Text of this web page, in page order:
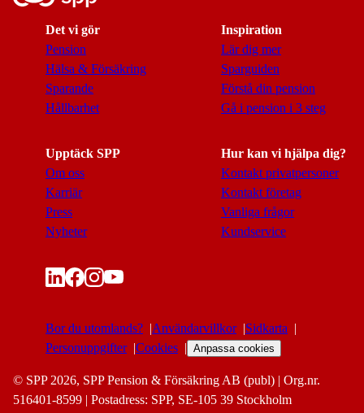
Det vi gör
Pension
Hälsa & Försäkring
Sparande
Hållbarhet
Inspiration
Lär dig mer
Sparguiden
Förstå din pension
Gå i pension i 3 steg
Upptäck SPP
Om oss
Karriär
Press
Nyheter
Hur kan vi hjälpa dig?
Kontakt privatpersoner
Kontakt företag
Vanliga frågor
Kundservice
Bor du utomlands? Användarvillkor
Sidkarta
Personuppgifter
Cookies Anpassa cookies
© SPP 2026, SPP Pension & Försäkring AB (publ) | Org.nr.
516401-8599 | Postadress: SPP, SE-105 39 Stockholm